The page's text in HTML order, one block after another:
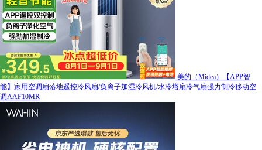
美的（Midea）【APP智
能】家用空调扇落地遥控冷风扇/负离子加湿冷风机/水冷塔扇冷气扇强力制冷移动空
调AAF10MR